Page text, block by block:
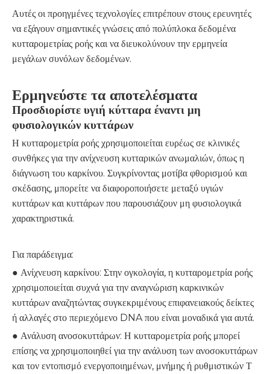
Αυτές οι προηγμένες τεχνολογίες επιτρέπουν στους ερευνητές
να εξάγουν σημαντικές γνώσεις από πολύπλοκα δεδομένα
κυτταρομετρίας ροής και να διευκολύνουν την ερμηνεία
μεγάλων συνόλων δεδομένων.
Ερμηνεύστε τα αποτελέσματα
Προσδιορίστε υγιή κύτταρα έναντι μη
φυσιολογικών κυττάρων
Η κυτταρομετρία ροής χρησιμοποιείται ευρέως σε κλινικές
συνθήκες για την ανίχνευση κυτταρικών ανωμαλιών, όπως η
διάγνωση του καρκίνου. Συγκρίνοντας μοτίβα φθορισμού και
σκέδασης, μπορείτε να διαφοροποιήσετε μεταξύ υγιών
κυττάρων και κυττάρων που παρουσιάζουν μη φυσιολογικά
χαρακτηριστικά.
Για παράδειγμα:
● Ανίχνευση καρκίνου: Στην ογκολογία, η κυτταρομετρία ροής
χρησιμοποιείται συχνά για την αναγνώριση καρκινικών
κυττάρων αναζητώντας συγκεκριμένους επιφανειακούς δείκτες
ή αλλαγές στο περιεχόμενο DNA που είναι μοναδικά για αυτά.
● Ανάλυση ανοσοκυττάρων: Η κυτταρομετρία ροής μπορεί
επίσης να χρησιμοποιηθεί για την ανάλυση των ανοσοκυττάρων
και τον εντοπισμό ενεργοποιημένων, μνήμης ή ρυθμιστικών Τ